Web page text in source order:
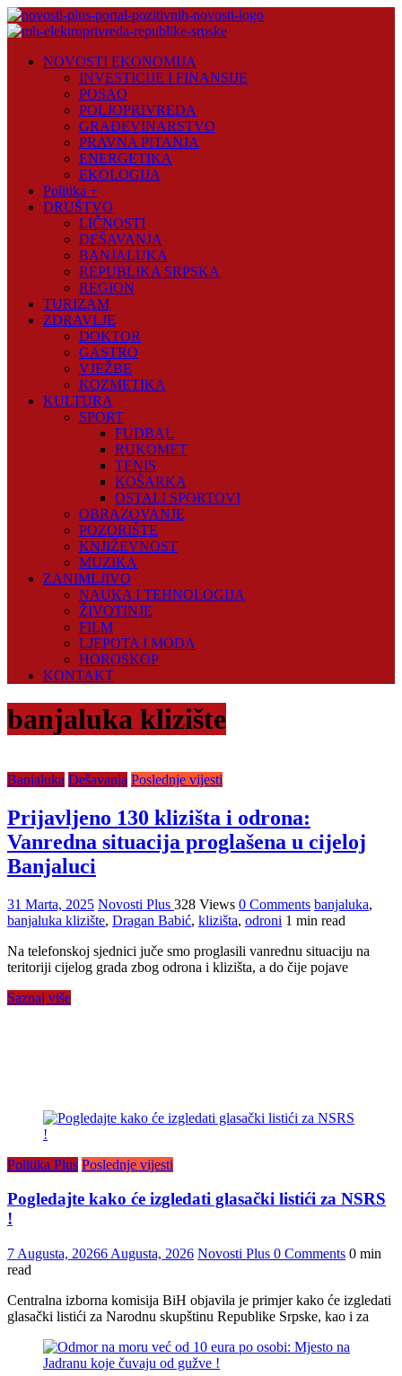
Skip
to
Plus
NOVOSTI EKONOMIJA
INVESTICIJE I FINANSIJE
POSAO
POLJOPRIVREDA
GRAĐEVINARSTVO
PRAVNA PITANJA
ENERGETIKA
EKOLOGIJA
Politika +
DRUŠTVO
LIČNOSTI
DEŠAVANJA
BANJALUKA
REPUBLIKA SRPSKA
REGION
TURIZAM
ZDRAVLJE
DOKTOR
GASTRO
VJEŽBE
KOZMETIKA
KULTURA
SPORT
FUDBAL
RUKOMET
TENIS
KOŠARKA
OSTALI SPORTOVI
OBRAZOVANJE
POZORIŠTE
KNJIŽEVNOST
MUZIKA
ZANIMLJIVO
NAUKA I TEHNOLOGIJA
ŽIVOTINJE
FILM
LJEPOTA I MODA
HOROSKOP
KONTAKT
banjaluka klizište
Banjaluka Dešavanja Poslednje vijesti
Prijavljeno 130 klizišta i odrona:
Vanredna situacija proglašena u cijeloj
Banjaluci
31 Marta, 2025 Novosti Plus 328 Views 0 Comments banjaluka,
banjaluka klizište, Dragan Babić, klizišta, odroni 1 min read
Na telefonskoj sjednici juče smo proglasili vanrednu situaciju na
teritoriji cijelog grada zbog odrona i klizišta, a do čije pojave
Saznaj više
Politika Plus Poslednje vijesti
Pogledajte kako će izgledati glasački listići za NSRS
!
7 Augusta, 20266 Augusta, 2026 Novosti Plus 0 Comments 0 min
read
Centralna izborna komisija BiH objavila je primjer kako će izgledati
glasački listići za Narodnu skupštinu Republike Srpske, kao i za